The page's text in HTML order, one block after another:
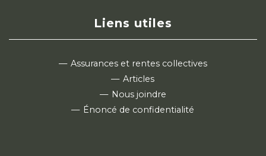
Liens utiles
Assurances et rentes collectives
Articles
Nous joindre
Énoncé de confidentialité